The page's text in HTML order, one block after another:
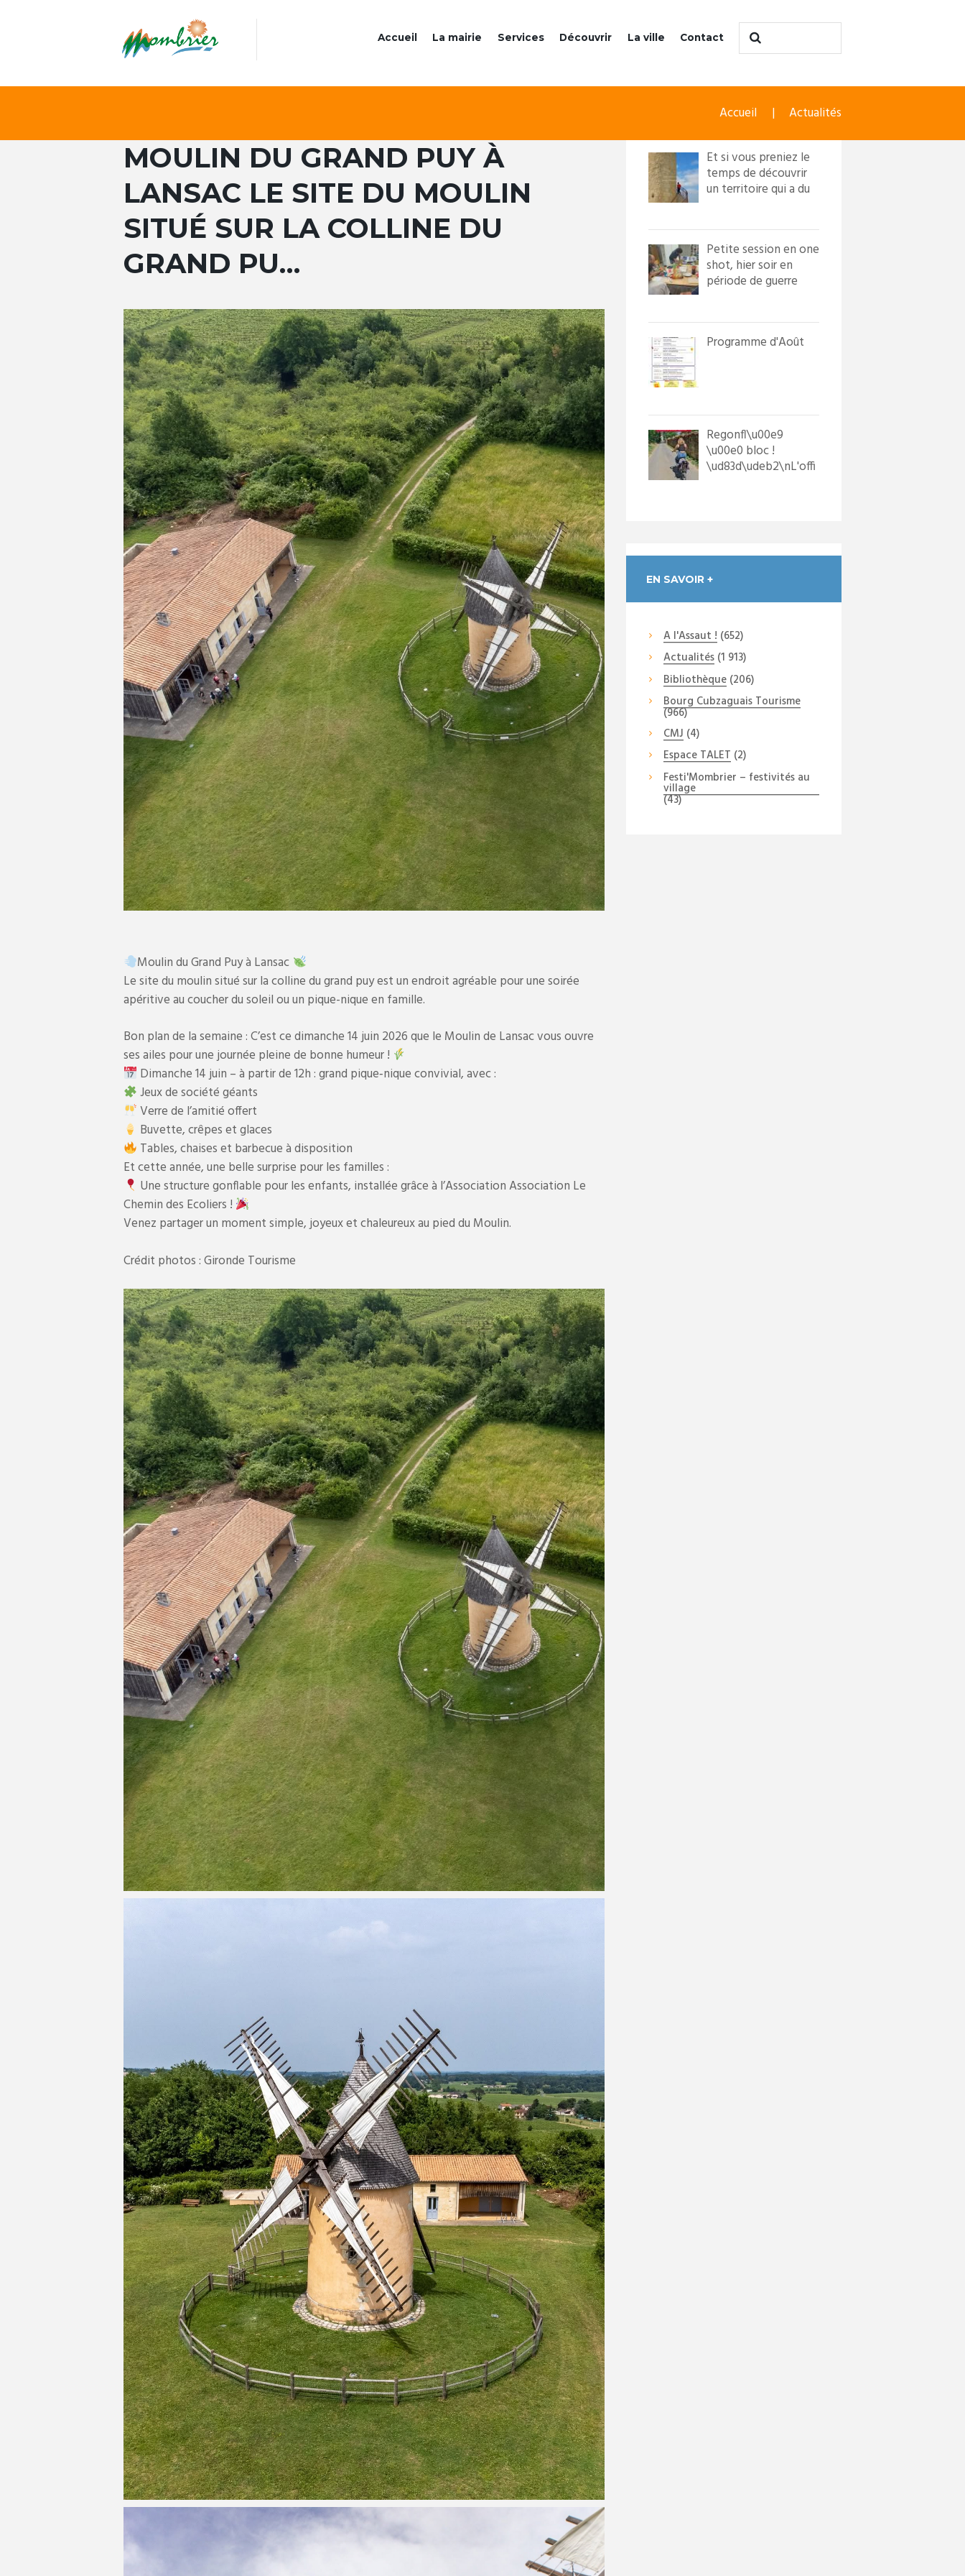
Accueil La mairie Services Découvrir La ville Contact
Accueil Actualités
MOULIN DU GRAND PUY À
LANSAC LE SITE DU MOULIN
SITUÉ SUR LA COLLINE DU
GRAND PU…
Moulin du Grand Puy à Lansac
Le site du moulin situé sur la colline du grand puy est un endroit agréable pour une soirée
apéritive au coucher du soleil ou un pique-nique en famille.
Bon plan de la semaine : C’est ce dimanche 14 juin 2026 que le Moulin de Lansac vous ouvre
ses ailes pour une journée pleine de bonne humeur !
Dimanche 14 juin – à partir de 12h : grand pique‑nique convivial, avec :
Jeux de société géants
Verre de l’amitié offert
Buvette, crêpes et glaces
Tables, chaises et barbecue à disposition
Et cette année, une belle surprise pour les familles :
Une structure gonflable pour les enfants, installée grâce à l’Association Association Le
Chemin des Ecoliers !
Venez partager un moment simple, joyeux et chaleureux au pied du Moulin.
Crédit photos : Gironde Tourisme
Et si vous preniez le
temps de découvrir
un territoire qui a du
Petite session en one
shot, hier soir en
période de guerre
Programme d'Août
Regonfl\u00e9
\u00e0 bloc !
\ud83d\udeb2\nL'offi
EN SAVOIR +
A l'Assaut ! (652)
Actualités(1 913)
Bibliothèque(206)
Bourg Cubzaguais Tourisme
(966)
CMJ (4)
Espace TALET (2)
Festi'Mombrier – festivités au
village
(43)